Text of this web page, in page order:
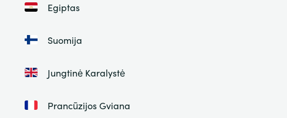
Egiptas
Suomija
Jungtinė Karalystė
Prancūzijos Gviana